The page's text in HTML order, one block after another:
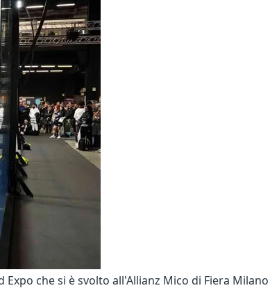
che si è svolto all'Allianz Mico di Fiera